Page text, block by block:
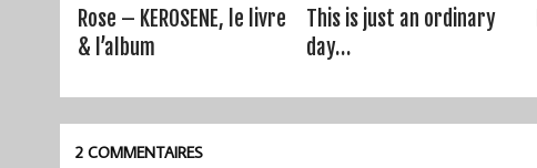
Rose – KEROSENE, le livre
& l’album
This is just an ordinary
day…
2 COMMENTAIRES